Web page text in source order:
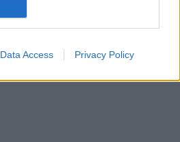
Data Access Privacy Policy